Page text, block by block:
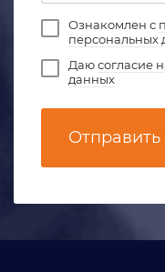
Ознакомлен с
персональных
Даюсогласие
данных
Отправить